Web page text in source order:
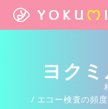
ヨク
エコー検査の頻